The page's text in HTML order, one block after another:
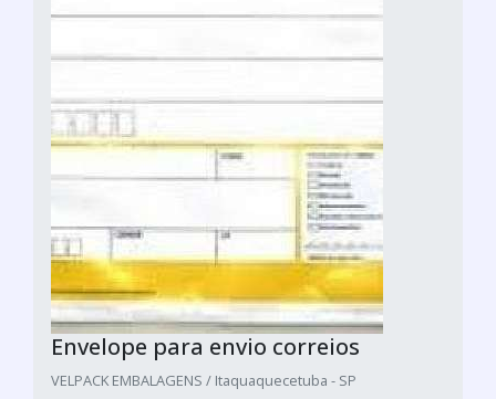
Envelope para envio correios
VELPACK EMBALAGENS / Itaquaquecetuba - SP